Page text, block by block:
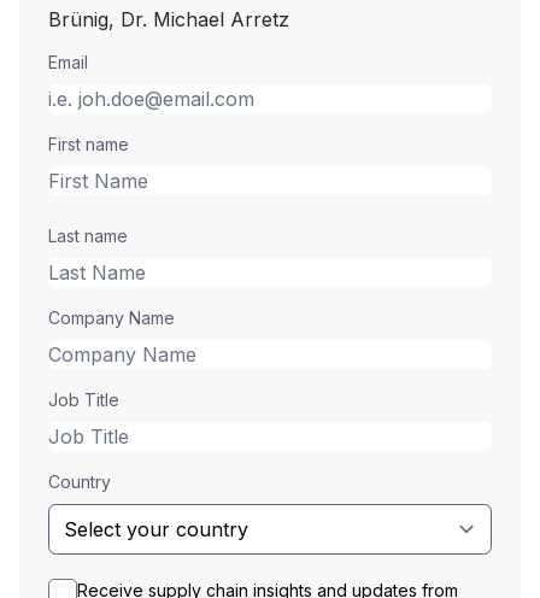
Brünig, Dr. Michael Arretz
Email
First name
Last name
Company Name
Job Title
Country
Receive supply chain insights and updates from